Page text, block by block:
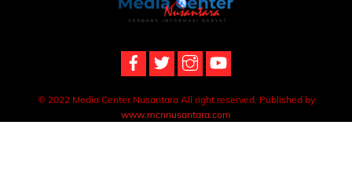
To
© 2022 Media Center Nusantara All right reserved. Published by
www.mcnnusantara.com